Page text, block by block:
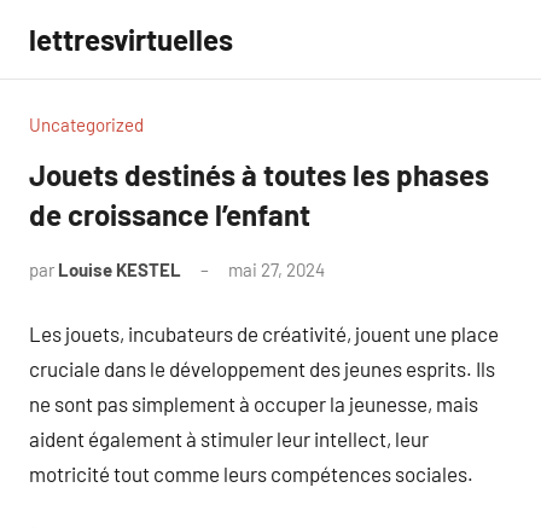
contenu
lettresvirtuelles
Uncategorized
Jouets destinés à toutes les phases
de croissance l’enfant
par Louise KESTEL mai 27, 2024
Les jouets, incubateurs de créativité, jouent une place
cruciale dans le développement des jeunes esprits. Ils
ne sont pas simplement à occuper la jeunesse, mais
aident également à stimuler leur intellect, leur
motricité tout comme leurs compétences sociales.